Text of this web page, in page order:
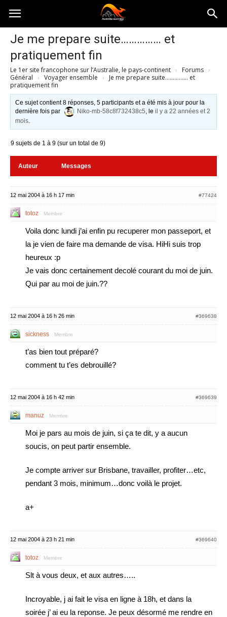
Australia-
australie.com
Je me prepare suite…………… et
pratiquement fin
Le 1er site francophone sur l’Australie, le pays-continent › Forums ›
Général › Voyager ensemble ›
Je me prepare suite…………… et
pratiquement fin
Ce sujet contient 8 réponses, 5 participants et a été mis à jour pour la
dernière fois par
Niko-mb-58c8f732438c5, leil y a 22 années et 2
mois.
9 sujets de 1 à 9 (sur un total de 9)
Auteur Messages
12 mai 2004 à 16 h 17 min #77424
totoz Membre
Voila donc lundi j’ai enfin pu recuperer mon passeport, et
la je vien de faire ma demande de visa. HiHi suis trop
heureux :p
Je vais donc certainement decolé courant du moi de juin.
Qui par au moi de juin.??
12 mai 2004 à 16 h 26 min #369638
sickness Membre
t’as bien tout préparé?
comment tu t’es debrouillé?
12 mai 2004 à 16 h 42 min #369639
manuz Membre
Moi je pars au mois de juin, si ça te dit, y a aucun
soucis, on peut partir ensemble.
Je compte arriver sur Brisbane, travailler, profiter…etc,
pendant 3 mois, minimum…donc voilà le projet.
a+
12 mai 2004 à 23 h 21 min #369640
totoz Membre
Slt à vous deux, et aux autres…..
Incroyable, j ai fait le visa en ligne à 18h, et dans la
soirée j’ ai eu la reponse. Je peux désormé me rendre en